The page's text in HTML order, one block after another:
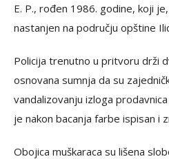
E. P., rođen 1986. godine, koji
nastanjen na području opštine
Policija trenutno u pritvoru drži
osnovana sumnja da su
vandalizovanju izloga
je nakon bacanja farbe ispisan i
Obojica muškaraca su lišena